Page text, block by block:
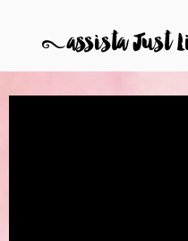
8assista Just